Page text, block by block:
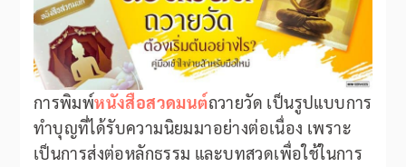
การพิมพ์หนังสือสวดมนต์ถวายวัด เป็นรูปแบบการ
ทำบุญที่ได้รับความนิยมมาอย่างต่อเนื่อง เพราะ
เป็นการส่งต่อหลักธรรม และบทสวดเพื่อใช้ในการ